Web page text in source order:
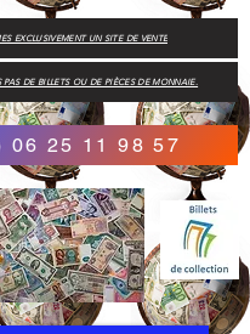
06 25 11 98 57
DE BILLETS OU DE PIÈCES DE MONNAIE.
EXCLUSIVEMENT UN SITE DE VENTE